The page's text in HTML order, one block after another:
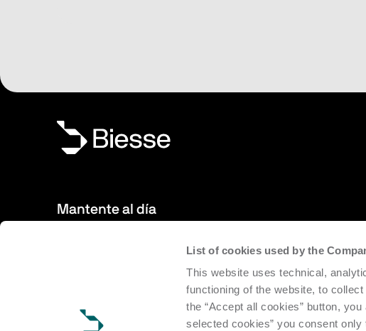
List of cookies used by the
This website uses technical,
functioning of the website, to
the “Accept all cookies” button,
selected cookies” you consent
Mantente al día
estar al día de las novedades del mundo de Biesse.
Ve a la suscripción